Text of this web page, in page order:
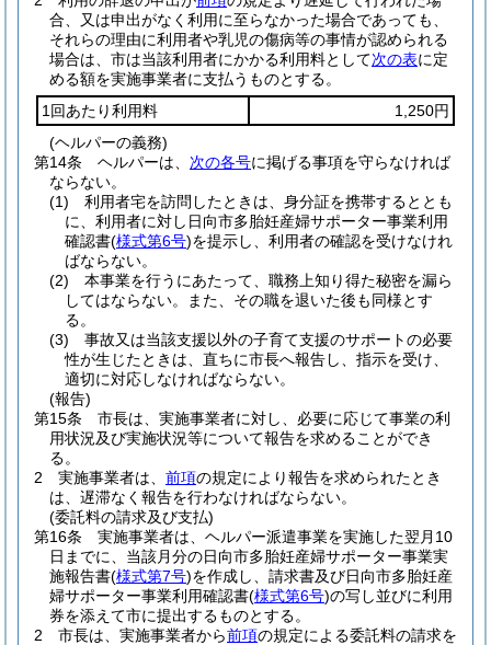
合、又は申出がなく利用に至らなかった場合であっても、
それらの理由に利用者や乳児の傷病等の事情が認められる
場合は、市は当該利用者にかかる利用料として次の表に定
める額を実施事業者に支払うものとする。
1回あたり利用料
1,250円
(ヘルパーの義務)
第14条
ヘルパーは、 次の各号に掲げる事項を守らなければ
ならない。
(1)
利用者宅を訪問したときは、身分証を携帯するととも
に、利用者に対し日向市多胎妊産婦サポーター事業利用
確認書(様式第6号)を提示し、利用者の確認を受けなけれ
ばならない。
(2)
本事業を行うにあたって、職務上知り得た秘密を漏ら
してはならない。
また、その職を退いた後も同様とす
る。
(3)
事故又は当該支援以外の子育て支援のサポートの必要
性が生じたときは、直ちに市長へ報告し、指示を受け、
適切に対応しなければならない。
(報告)
第15条
市長は、実施事業者に対し、必要に応じて事業の利
用状況及び実施状況等について報告を求めることができ
る。
2
実施事業者は、 前項の規定により報告を求められたとき
は、遅滞なく報告を行わなければならない。
(委託料の請求及び支払)
第16条
実施事業者は、ヘルパー派遣事業を実施した翌月10
日までに、当該月分の日向市多胎妊産婦サポーター事業実
施報告書(様式第7号)を作成し、請求書及び日向市多胎妊産
婦サポーター事業利用確認書(様式第6号)の写し並びに利用
券を添えて市に提出するものとする。
2
市長は、実施事業者から前項の規定による委託料の請求を